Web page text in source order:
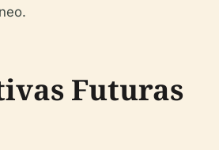
Futuras